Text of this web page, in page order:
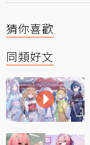
猜你喜歡
同類好文